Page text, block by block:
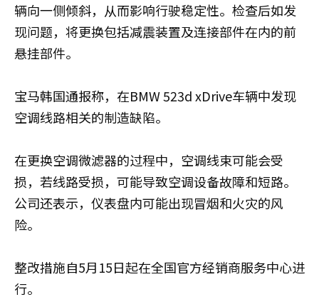
辆向一侧倾斜，从而影响行驶稳定性。检查后如发
现问题，将更换包括减震装置及连接部件在内的前
悬挂部件。
宝马韩国通报称，在BMW 523d xDrive车辆中发现
空调线路相关的制造缺陷。
在更换空调微滤器的过程中，空调线束可能会受
损，若线路受损，可能导致空调设备故障和短路。
公司还表示，仪表盘内可能出现冒烟和火灾的风
险。
整改措施自5月15日起在全国官方经销商服务中心进
行。